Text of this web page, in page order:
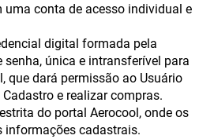
uma conta de acesso individual e
digital formada pela
única e intransferível para
que dará permissão ao Usuário
e realizar compras.
do portal Aerocool, onde os
informações cadastrais.